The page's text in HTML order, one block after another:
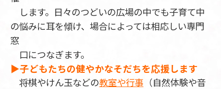
します。日々のつどいの広場の中でも子育て中
の悩みに耳を傾け、場合によっては相応しい専門
窓
口につなぎます。
▶子どもたちの健やかなそだちを応援します
将棋やけん玉などの教室や行事（自然体験や音